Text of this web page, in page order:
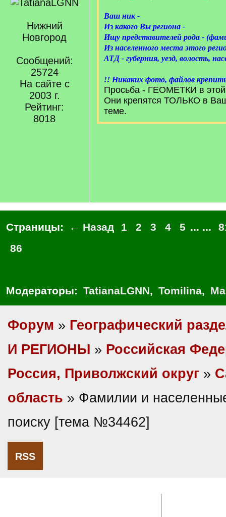
Нижний
Новгород
Сообщений:
25724
На сайте с
2003 г.
Рейтинг:
8018
Ваш ник -
Из какого Вы региона -
Ищу представителей рода -
Из населенного места этого
АТД - губерния, уезд, волость,
!! Никаких фото, файлов
Просьба - ГЕОМЕТКИ в этой
Они крепятся ТОЛЬКО в
теме.
Страницы: ← Назад 1 2 3 4 5 ... ...
86
Модераторы: TatianaLGNN, Tomilina,
Форум » Географический
И РЕГИОНЫ » Российская
Россия, Приволжский округ »
область » Фамилии и
поиску [тема №34462]
RSS